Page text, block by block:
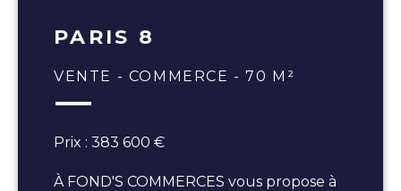
PARIS 8
VENTE - COMMERCE - 70 M²
Prix : 383 600 €
À FOND'S COMMERCES vous propose à